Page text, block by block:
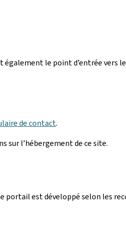
le point d’entrée vers
de contact.
sur l’hébergement de ce site.
portail est développé selon les